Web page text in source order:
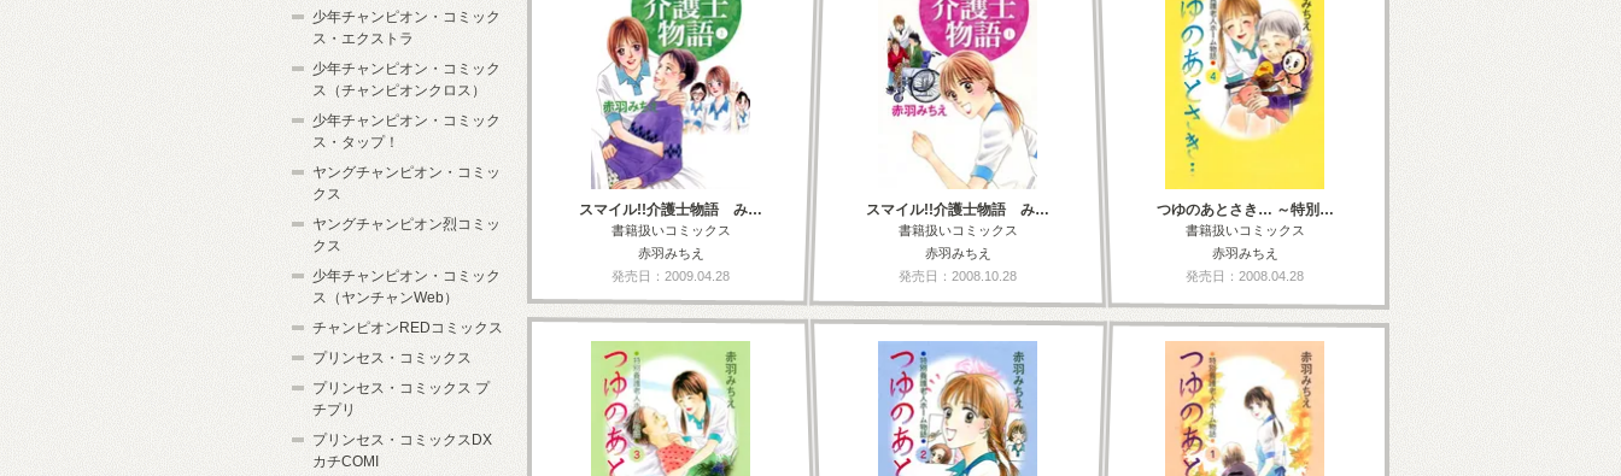
スマイル!!介護士物語 み…
書籍扱いコミックス
赤羽みちえ
発売日：2009.04.28
スマイル!!介護士物語 み…
書籍扱いコミックス
赤羽みちえ
発売日：2008.10.28
つゆのあとさき… ～特別…
書籍扱いコミックス
赤羽みちえ
発売日：2008.04.28
少年チャンピオン・コミック
ス・エクストラ
少年チャンピオン・コミック
ス（チャンピオンクロス）
少年チャンピオン・コミック
ス・タップ！
ヤングチャンピオン・コミッ
クス
ヤングチャンピオン烈コミッ
クス
少年チャンピオン・コミック
ス（ヤンチャンWeb）
チャンピオンREDコミックス
プリンセス・コミックス
プリンセス・コミックス プ
チプリ
プリンセス・コミックスDX
カチCOMI